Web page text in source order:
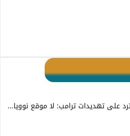
ترد على تهديدات ترامب: لا موقع نوويا...